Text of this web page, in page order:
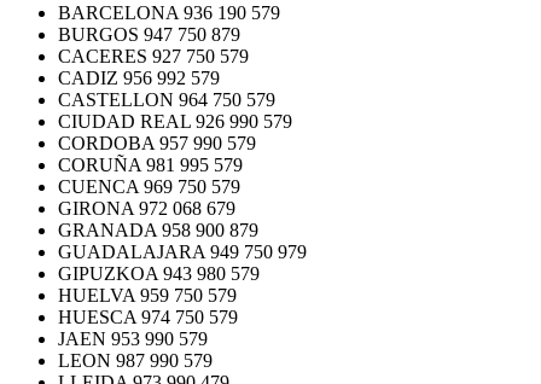
BARCELONA 936 190 579
BURGOS 947 750 879
CACERES 927 750 579
CADIZ 956 992 579
CASTELLON 964 750 579
CIUDAD REAL 926 990 579
CORDOBA 957 990 579
CORUÑA 981 995 579
CUENCA 969 750 579
GIRONA 972 068 679
GRANADA 958 900 879
GUADALAJARA 949 750 979
GIPUZKOA 943 980 579
HUELVA 959 750 579
HUESCA 974 750 579
JAEN 953 990 579
LEON 987 990 579